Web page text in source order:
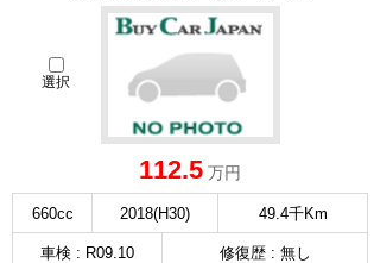
選択
112.5 万円
660cc 2018(H30) 49.4千Km
車検 : R09.10 修復歴 : 無し